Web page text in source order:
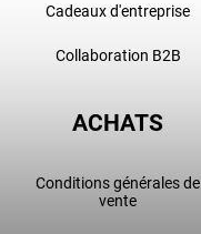
Cadeaux d'entreprise
Collaboration B2B
ACHATS
Conditions générales de
vente